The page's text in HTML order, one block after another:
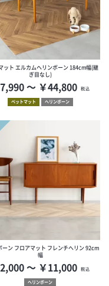
ット エルカムヘリンボーン 184cm幅(継
ぎ目なし)
～ ￥44,800 税込
ペットマット ヘリンボーン
ーン フロアマット フレンチへリン 92cm
幅
～ ￥11,000 税込
ヘリンボーン